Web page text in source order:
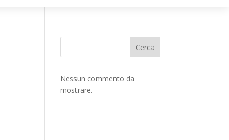
Cerca
Nessun commento da
mostrare.